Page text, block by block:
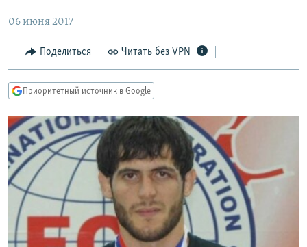
Вернутся
Вернутся
поиску
МНЕНИЯ
КУЛЬТУРА
КАВКАЗ.РЕАЛИИ
СЕВЕР.РЕАЛИИ
СИБИРЬ.РЕАЛИИ
РАСПИСАНИЕ ВЕЩАНИЯ
ПОДПИШИТЕСЬ НА РАССЫЛКУ
СОЦИАЛЬНЫЕ СЕТИ
06 июня 2017
Поделиться Читать без VPN
Приоритетный источник в Google